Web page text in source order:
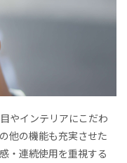
やインテリアにこだわ
他の機能も充実させた
・連続使用を重視する